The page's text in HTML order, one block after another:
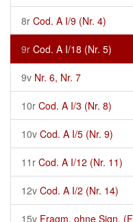
8r Cod. A I/9 (Nr. 4)
9r Cod. A I/18 (Nr. 5)
9v Nr. 6, Nr. 7
10r Cod. A I/3 (Nr. 8)
10v Cod. A I/5 (Nr. 9)
11r Cod. A I/12 (Nr. 11)
12v Cod. A I/2 (Nr. 14)
15v Fragm. ohne Sign.